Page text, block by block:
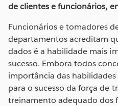
de clientes e funcionários,
Funcionários e tomadores
departamentos acreditam
dados é a habilidade mais
sucesso. Embora todos
importância das
para o sucesso da força de
treinamento adequado dos